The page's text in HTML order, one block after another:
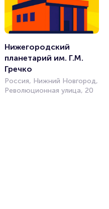
Нижегородский
планетарий им. Г.М.
Гречко
Россия, Нижний Новгород,
Революционная улица, 20